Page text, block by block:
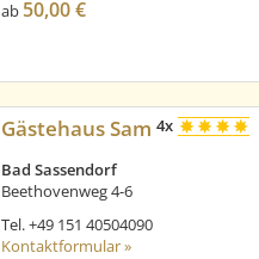
ab 50,00 €
Gästehaus Sam 4x
Bad Sassendorf
Beethovenweg 4-6
Tel.+49 151 40504090
Kontaktformular »